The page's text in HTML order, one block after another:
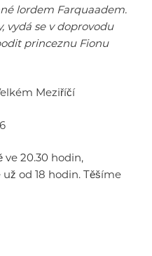
lordem Farquaadem.
vydá se v doprovodu
princeznu Fionu
Meziříčí
20.30 hodin,
od 18 hodin. Těšíme